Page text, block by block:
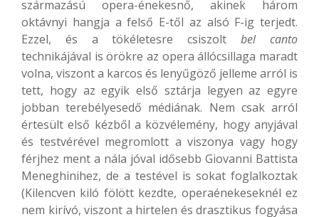
származású opera-énekesnő, akinek három
oktávnyi hangja a felső E-től az alsó F-ig terjedt.
Ezzel, és a tökéletesre csiszoltbel canto
technikájával is örökre az opera állócsillaga maradt
volna, viszont a karcos és lenyűgöző jelleme arról is
tett, hogy az egyik első sztárja legyen az egyre
jobban terebélyesedő médiának. Nem csak arról
értesült első kézből a közvélemény, hogy anyjával
és testvérével megromlott a viszonya vagy hogy
férjhez ment a nála jóval idősebb Giovanni Battista
Meneghinihez, de a testével is sokat foglalkoztak
(Kilencven kiló fölött kezdte, operaénekeseknél ez
nem kirívó, viszont a hirtelen és drasztikus fogyása